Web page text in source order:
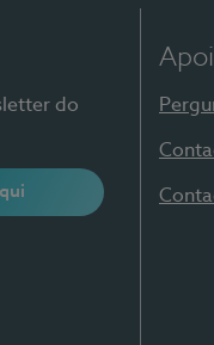
do